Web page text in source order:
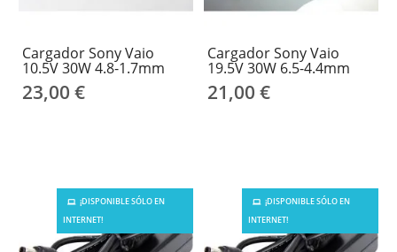
Cargador Sony Vaio
10.5V 30W 4.8-1.7mm
23,00 €
Cargador Sony Vaio
19.5V 30W 6.5-4.4mm
21,00 €
¡DISPONIBLE SÓLO EN
INTERNET!
¡DISPONIBLE SÓLO EN
INTERNET!